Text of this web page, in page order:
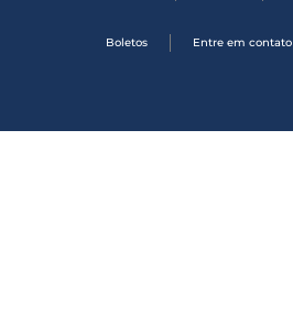
Boletos Entre em contato